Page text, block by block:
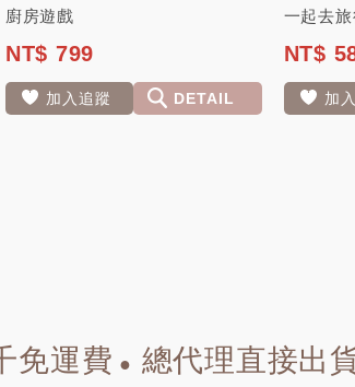
廚房遊戲
NT$ 799
加入追蹤 DETAIL
一起去
NT$
加
免運費 ● 總代理直接出